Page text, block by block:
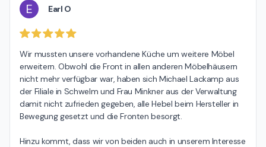
E Earl O
Wir mussten unsere vorhandene Küche um weitere Möbel
erweitern. Obwohl die Front in allen anderen Möbelhäusern
nicht mehr verfügbar war, haben sich Michael Lackamp aus
der Filiale in Schwelm und Frau Minkner aus der Verwaltung
damit nicht zufrieden gegeben, alle Hebel beim Hersteller in
Bewegung gesetzt und die Fronten besorgt.
Hinzu kommt, dass wir von beiden auch in unserem Interesse